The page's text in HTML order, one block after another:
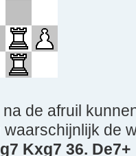
de afruil
waarschijnlijk de
Kxg7 36. De7+